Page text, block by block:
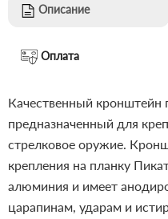
Описание
Оплата
Качественный кронштейн
предназначенный для
стрелковое оружие.
крепления на планку
алюминия и имеет
царапинам, ударам и